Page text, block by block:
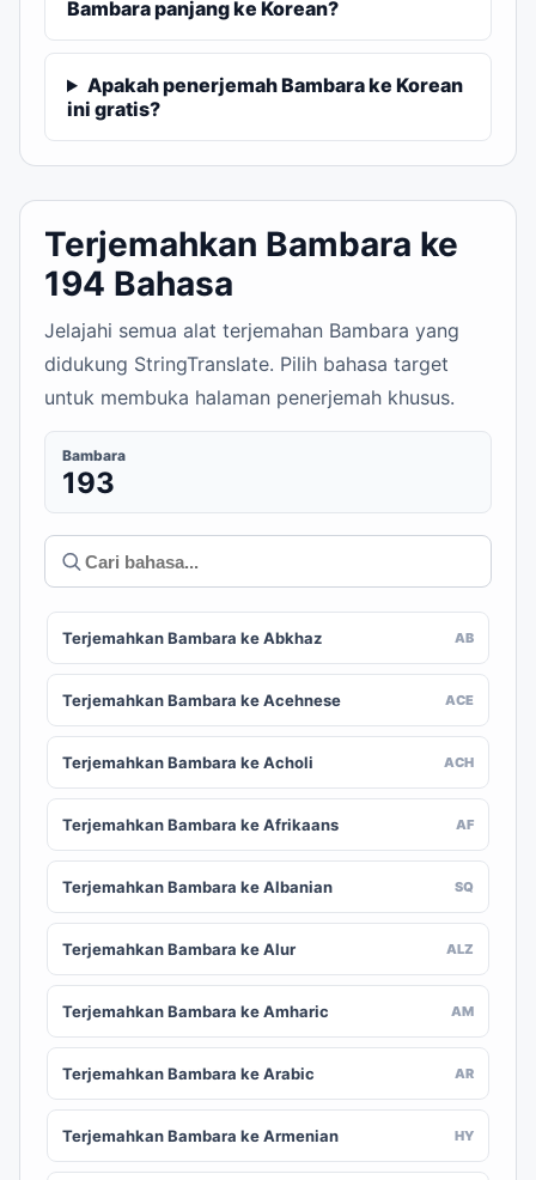
Bambara panjang ke Korean?
Apakah penerjemah Bambara ke Korean
ini gratis?
Terjemahkan Bambara ke
194 Bahasa
Jelajahi semua alat terjemahan Bambara yang
didukung StringTranslate. Pilih bahasa target
untuk membuka halaman penerjemah khusus.
Bambara
193
Terjemahkan Bambara ke Abkhaz AB
Terjemahkan Bambara ke Acehnese ACE
Terjemahkan Bambara ke Acholi ACH
Terjemahkan Bambara ke Afrikaans AF
Terjemahkan Bambara ke Albanian SQ
Terjemahkan Bambara ke Alur ALZ
Terjemahkan Bambara ke Amharic AM
Terjemahkan Bambara ke Arabic AR
Terjemahkan Bambara ke Armenian HY